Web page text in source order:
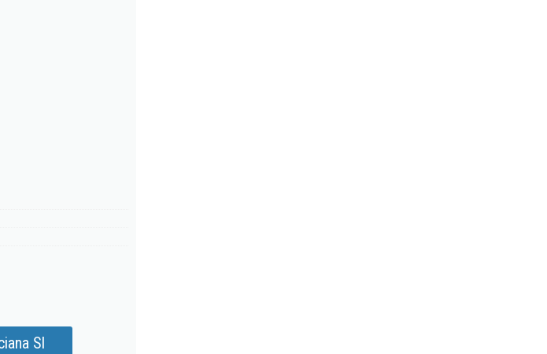
Sl